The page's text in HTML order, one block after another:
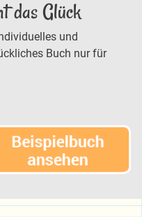
das Glück
und
Buch nur für